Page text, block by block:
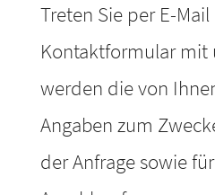
Treten Sie per E-
Kontaktformular mit
werden die von
Angaben zum
der Anfrage sowie